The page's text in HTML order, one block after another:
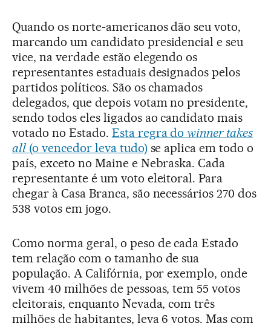
Quando os norte-americanos dão seu voto,
marcando um candidato presidencial e seu
vice, na verdade estão elegendo os
representantes estaduais designados pelos
partidos políticos. São os chamados
delegados, que depois votam no presidente,
sendo todos eles ligados ao candidato mais
votado no Estado. Esta regra dowinner takes
all(o vencedor leva tudo) se aplica em todo o
país, exceto no Maine e Nebraska. Cada
representante é um voto eleitoral. Para
chegar à Casa Branca, são necessários 270 dos
538 votos em jogo.
Como norma geral, o peso de cada Estado
tem relação com o tamanho de sua
população. A Califórnia, por exemplo, onde
vivem 40 milhões de pessoas, tem 55 votos
eleitorais, enquanto Nevada, com três
milhões de habitantes, leva 6 votos. Mas com